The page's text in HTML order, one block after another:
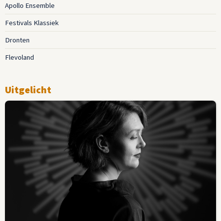
Apollo Ensemble
Festivals Klassiek
Dronten
Flevoland
Uitgelicht